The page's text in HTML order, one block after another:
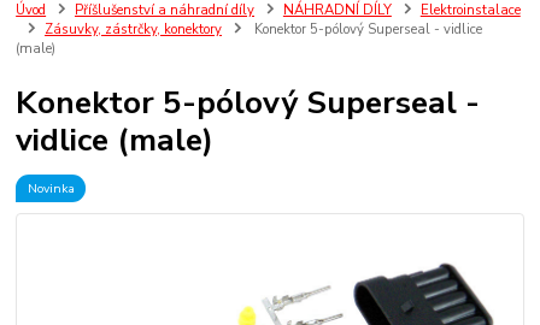
Úvod Příšlušenství a náhradní díly NÁHRADNÍ DÍLY
Elektroinstalace
Zásuvky, zástrčky, konektory
Konektor 5-pólový Superseal - vidlice
(male)
Konektor 5-pólový Superseal -
vidlice (male)
Novinka